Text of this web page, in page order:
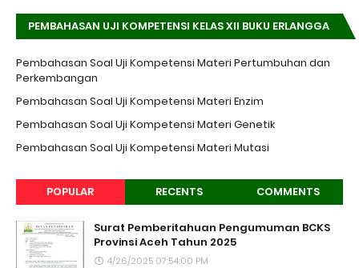
PEMBAHASAN UJI KOMPETENSI KELAS XII BUKU ERLANGGA
Pembahasan Soal Uji Kompetensi Materi Pertumbuhan dan
Perkembangan
Pembahasan Soal Uji Kompetensi Materi Enzim
Pembahasan Soal Uji Kompetensi Materi Genetik
Pembahasan Soal Uji Kompetensi Materi Mutasi
POPULAR RECENTS COMMENTS
Surat Pemberitahuan Pengumuman BCKS
Provinsi Aceh Tahun 2025
4/26/2025 07:54:00 PM